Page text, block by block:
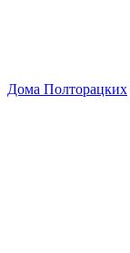
Дома Полторацких